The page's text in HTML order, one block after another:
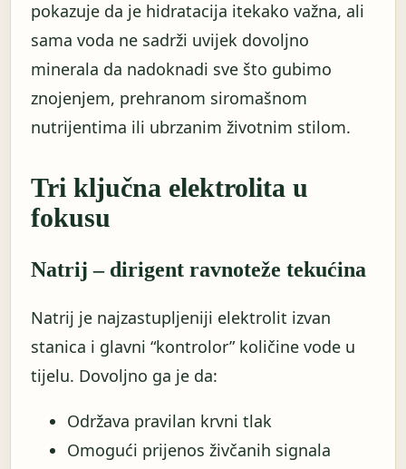
pokazuje da je hidratacija itekako važna, ali
sama voda ne sadrži uvijek dovoljno
minerala da nadoknadi sve što gubimo
znojenjem, prehranom siromašnom
nutrijentima ili ubrzanim životnim stilom.
Tri ključna elektrolita u
fokusu
Natrij – dirigent ravnoteže tekućina
Natrij je najzastupljeniji elektrolit izvan
stanica i glavni “kontrolor” količine vode u
tijelu. Dovoljno ga je da:
Održava pravilan krvni tlak
Omogući prijenos živčanih signala